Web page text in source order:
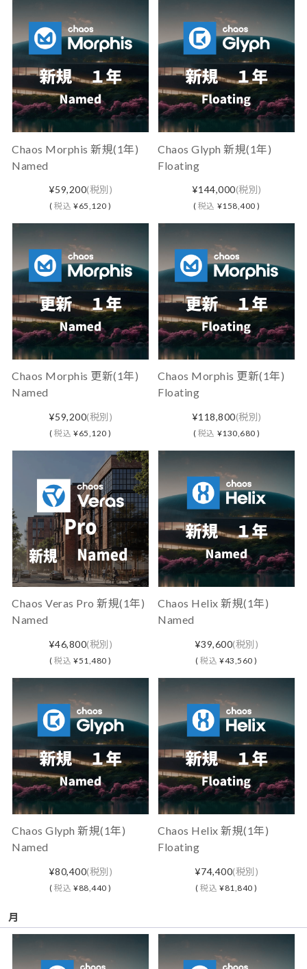
Chaos Morphis 新規(1年)
Named
¥59,200(税別)
(税込 ¥65,120 )
Chaos Glyph 新規(1年)
Floating
¥144,000(税別)
( 税込 ¥158,400 )
Chaos Morphis 更新(1年)
Named
¥59,200(税別)
(税込 ¥65,120 )
Chaos Morphis 更新(1年)
Floating
¥118,800(税別)
( 税込 ¥130,680 )
Chaos Veras Pro 新規(1年)
Named
¥46,800(税別)
(税込 ¥51,480 )
Chaos Helix 新規(1年)
Named
¥39,600(税別)
(税込 ¥43,560 )
Chaos Glyph 新規(1年)
Named
¥80,400(税別)
(税込 ¥88,440 )
Chaos Helix 新規(1年)
Floating
¥74,400(税別)
(税込 ¥81,840 )
月